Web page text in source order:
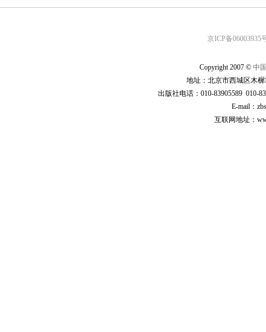
京ICP备06003935
Copyright 2007 © 中
地址：北京市西城区木
出版社电话：010-83905589 010-
E-mail：
互联网地址：